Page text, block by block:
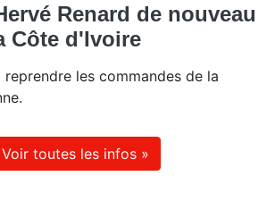
Renard de nouveau
Côte d'Ivoire
reprendre les commandes de la
Voir toutes les infos »